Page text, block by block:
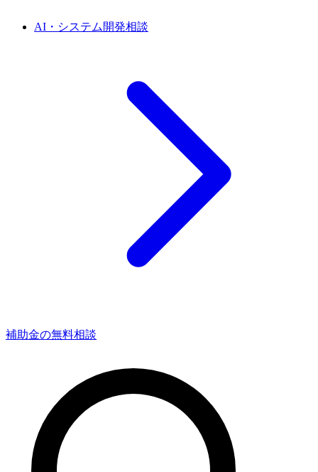
AI・システム開発相談
補助金の無料相談